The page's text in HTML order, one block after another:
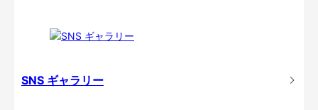
SNS ギャラリー